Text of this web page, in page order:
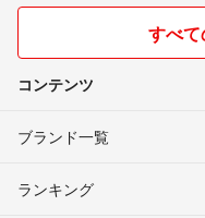
すべ
コンテンツ
ブランド一覧
ランキング